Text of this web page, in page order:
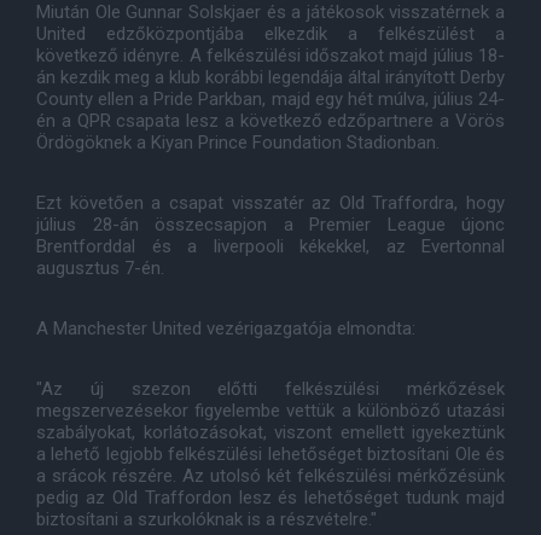
Miután Ole Gunnar Solskjaer és a játékosok visszatérnek a
United edzőközpontjába elkezdik a felkészülést a
következő idényre. A felkészülési időszakot majd július 18-
án kezdik meg a klub korábbi legendája által irányított Derby
County ellen a Pride Parkban, majd egy hét múlva, július 24-
én a QPR csapata lesz a következő edzőpartnere a Vörös
Ördögöknek a Kiyan Prince Foundation Stadionban.
Ezt követően a csapat visszatér az Old Traffordra, hogy
július 28-án összecsapjon a Premier League újonc
Brentforddal és a liverpooli kékekkel, az Evertonnal
augusztus 7-én.
A Manchester United vezérigazgatója elmondta:
"Az új szezon előtti felkészülési mérkőzések
megszervezésekor figyelembe vettük a különböző utazási
szabályokat, korlátozásokat, viszont emellett igyekeztünk
a lehető legjobb felkészülési lehetőséget biztosítani Ole és
a srácok részére. Az utolsó két felkészülési mérkőzésünk
pedig az Old Traffordon lesz és lehetőséget tudunk majd
biztosítani a szurkolóknak is a részvételre."